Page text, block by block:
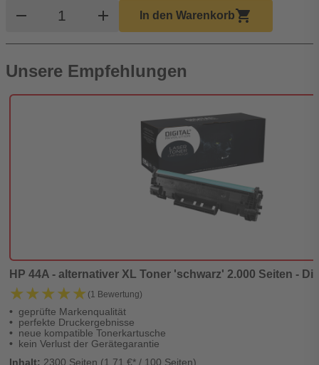
remove Produkt Warenkorb Menge
add In den Warenkorbshopping_cart
Unsere Empfehlungen
HP 44A - alternativer XL Toner 'schwarz' 2.000 Seiten -
★★★★★
★★★★★ (1 Bewertung)
geprüfte Markenqualität
perfekte Druckergebnisse
neue kompatible Tonerkartusche
kein Verlust der Gerätegarantie
Inhalt: 2300 Seiten (1,71 €* / 100 Seiten)